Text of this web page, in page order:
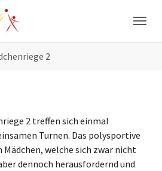
2
2 treffen sich einmal
Turnen. Das polysportive
welche sich zwar nicht
dennoch herausfordernd und